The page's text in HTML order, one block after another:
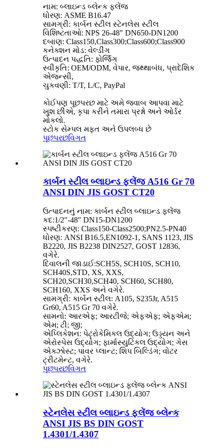
નામ: બ્લાઇન્ડ બ્લેન્ક ફ્લેંજ
ધોરણ: ASME B16.47
સામગ્રી: કાર્બન સ્ટીલ સ્ટેનલેસ સ્ટીલ
વિશિષ્ટતાઓ: NPS 26-48" DN650-DN1200
દબાણ: Class150,Class300;Class600;Class900
કનેક્શન મોડ: વેલ્ડીંગ
ઉત્પાદન પદ્ધતિ: ફોર્જિંગ
સ્વીકૃતિ: OEM/ODM, વેપાર, જથ્થાબંધ, પ્રાદેશિક
એજન્સી,
ચુકવણી: T/T, L/C, PayPal
કોઈપણ પૂછપરછ માટે અમે જવાબ આપવા માટે
ખુશ છીએ, કૃપા કરીને તમારા પ્રશ્નો અને ઓર્ડર
મોકલો.
સ્ટોક સેમ્પલ મફત અને ઉપલબ્ધ છે
પૂછપરછવિગત
કાર્બન સ્ટીલ બ્લાઇન્ડ ફ્લેંજ A516 Gr 70
ANSI DIN JIS GOST CT20
ઉત્પાદનનું નામ: કાર્બન સ્ટીલ બ્લાઇન્ડ ફ્લેંજ
કદ:1/2"-48" DN15-DN1200
સ્પષ્ટીકરણ: Class150-Class2500;PN2.5-PN40
ધોરણ: ANSI B16.5,EN1092-1, SANS 1123, JIS
B2220, JIS B2238 DIN2527, GOST 12836,
વગેરે.
દિવાલની જાડાઈ:SCH5S, SCH10S, SCH10,
SCH40S,STD, XS, XXS,
SCH20,SCH30,SCH40, SCH60, SCH80,
SCH160, XXS અને વગેરે.
સામગ્રી: કાર્બન સ્ટીલ: A105, S235Jr, A515
Gr60, A515 Gr 70 વગેરે.
સામનો: આરએફ; આરટીજે; એફએફ; એફએમ;
એમ; ટી; જી;
એપ્લિકેશન: પેટ્રોકેમિકલ ઉદ્યોગ; ઉડ્ડયન અને
એરોસ્પેસ ઉદ્યોગ; ફાર્માસ્યુટિકલ ઉદ્યોગ; ગેસ
એક્ઝોસ્ટ; પાવર પ્લાન્ટ; શિપ બિલ્ડિંગ; વોટર
ટ્રીટમેન્ટ, વગેરે.
પૂછપરછવિગત
સ્ટેનલેસ સ્ટીલ બ્લાઇન્ડ ફ્લેંજ બ્લેન્ક
ANSI JIS BS DIN GOST
1.4301/1.4307